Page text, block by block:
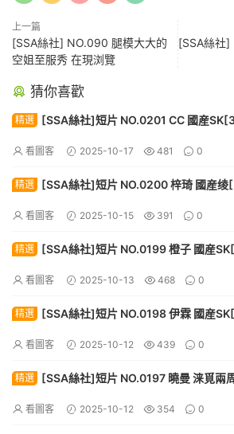
上一篇
[SSA絲社] NO.090 腿模大大的
空姐至服秀 在現浏覽
[SSA絲社]
猜你喜歡
精選 [SSA絲社]短片 NO.0201 CC 國産
看圖客 2025-10-17 481 0
精選 [SSA絲社]短片 NO.0200 梓琦 國産绫
看圖客 2025-10-15 391 0
精選 [SSA絲社]短片 NO.0199 橙子 國産
看圖客 2025-10-13 468 0
精選 [SSA絲社]短片 NO.0198 伊霖 國産
看圖客 2025-10-12 439 0
精選 [SSA絲社]短片 NO.0197 曉曼 涞覓兩
看圖客 2025-10-12 354 0